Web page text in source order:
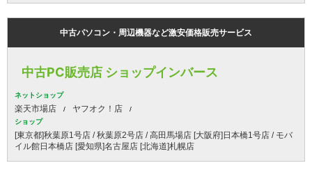
中古パソコン・周辺機器など激安価格販売サービス
中古PC販売店 ショップインバース
ネットショップ
楽天市場店 ヤフオク！店
ショップ
[東京都]秋葉原1号店 / 秋葉原2号店 / 高田馬場店 [大阪府]日本橋1号店 / モバ
イル館日本橋店 [愛知県]名古屋店 [北海道]札幌店